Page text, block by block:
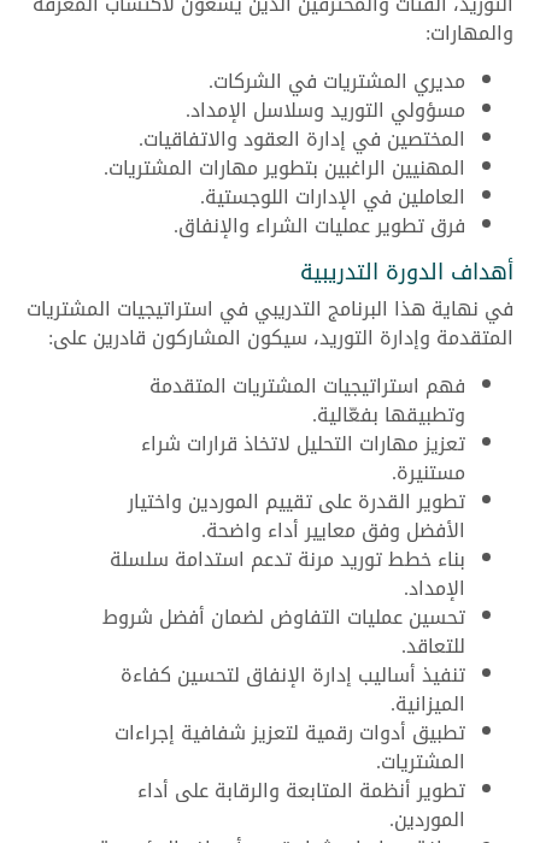
والمهارات:
مديري المشتريات في الشركات.
مسؤولي التوريد وسلاسل الإمداد.
المختصين في إدارة العقود والاتفاقيات.
المهنيين الراغبين بتطوير مهارات المشتريات.
العاملين في الإدارات اللوجستية.
فرق تطوير عمليات الشراء والإنفاق.
أهداف الدورة التدريبية
في نهاية هذا البرنامج التدريبي في استراتيجيات المشتريات
المتقدمة وإدارة التوريد، سيكون المشاركون قادرين على:
فهم استراتيجيات المشتريات المتقدمة
وتطبيقها بفعّالية.
تعزيز مهارات التحليل لاتخاذ قرارات شراء
مستنيرة.
تطوير القدرة على تقييم الموردين واختيار
الأفضل وفق معايير أداء واضحة.
بناء خطط توريد مرنة تدعم استدامة سلسلة
الإمداد.
تحسين عمليات التفاوض لضمان أفضل شروط
للتعاقد.
تنفيذ أساليب إدارة الإنفاق لتحسين كفاءة
الميزانية.
تطبيق أدوات رقمية لتعزيز شفافية إجراءات
المشتريات.
تطوير أنظمة المتابعة والرقابة على أداء
الموردين.